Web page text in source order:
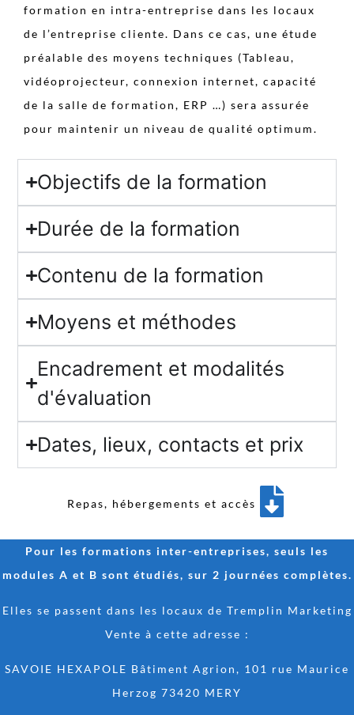
formation en intra-entreprise dans les locaux
de l’entreprise cliente. Dans ce cas, une étude
préalable des moyens techniques (Tableau,
vidéoprojecteur, connexion internet, capacité
de la salle de formation, ERP …) sera assurée
pour maintenir un niveau de qualité optimum.
Objectifs de la formation
Durée de la formation
Contenu de la formation
Moyens et méthodes
Encadrement et modalités
d'évaluation
Dates, lieux, contacts et prix
Repas, hébergements et accès
Pour les formations inter-entreprises, seuls les
modules A et B sont étudiés, sur 2 journées complètes.
Elles se passent dans les locaux de Tremplin Marketing
Vente à cette adresse :
SAVOIE HEXAPOLE Bâtiment Agrion, 101 rue Maurice
Herzog 73420 MERY